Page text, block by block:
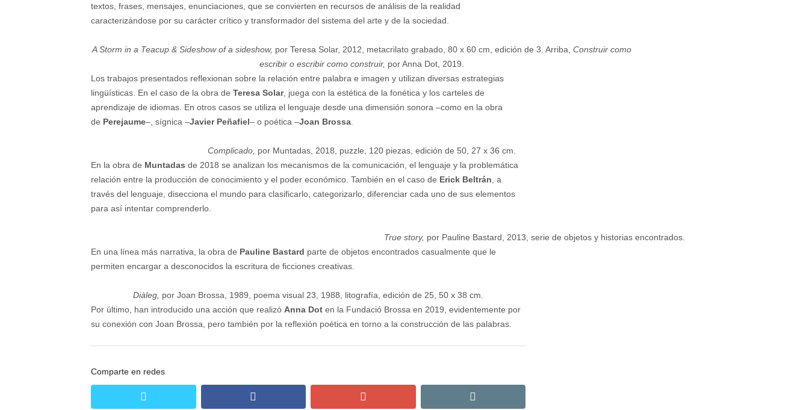
textos, frases, mensajes, enunciaciones, que se convierten en recursos de análisis de la realidad
caracterizándose por su carácter crítico y transformador del sistema del arte y de la sociedad.
A Storm in a Teacup & Sideshow of a sideshow, por Teresa Solar, 2012, metacrilato grabado, 80 x 60 cm, edición de 3. Arriba, Construir como
escribir o escribir como construir, por Anna Dot, 2019.
Los trabajos presentados reflexionan sobre la relación entre palabra e imagen y utilizan diversas estrategias
lingüísticas. En el caso de la obra de Teresa Solar, juega con la estética de la fonética y los carteles de
aprendizaje de idiomas. En otros casos se utiliza el lenguaje desde una dimensión sonora –como en la obra
de Perejaume–, sígnica –Javier Peñafiel– o poética –Joan Brossa
Complicado, por Muntadas, 2018, puzzle, 120 piezas, edición de 50, 27 x 36 cm.
En la obra de Muntadas de 2018 se analizan los mecanismos de la comunicación, el lenguaje y la problemática
relación entre la producción de conocimiento y el poder económico. También en el caso de Erick Beltrán , a
través del lenguaje, disecciona el mundo para clasificarlo, categorizarlo, diferenciar cada uno de sus elementos
para así intentar comprenderlo.
True story, por Pauline Bastard, 2013, serie de objetos y historias encontrados.
En una línea más narrativa, la obra de Pauline Bastard parte de objetos encontrados casualmente que le
permiten encargar a desconocidos la escritura de ficciones creativas.
Diàleg, por Joan Brossa, 1989, poema visual 23, 1988, litografía, edición de 25, 50 x 38 cm.
Por último, han introducido una acción que realizó Anna Dot en la Fundació Brossa en 2019, evidentemente por
su conexión con Joan Brossa, pero también por la reflexión poética en torno a la construcción de las palabras.
Comparte en redes